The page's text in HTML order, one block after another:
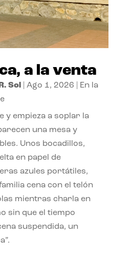
a la venta
Sol| Ago 1, 2026
En la
y empieza a soplar la
una mesa y
Unos bocadillos,
en papel de
azules portátiles,
cena con el telón
mientras charla en
sin que el tiempo
suspendida, un